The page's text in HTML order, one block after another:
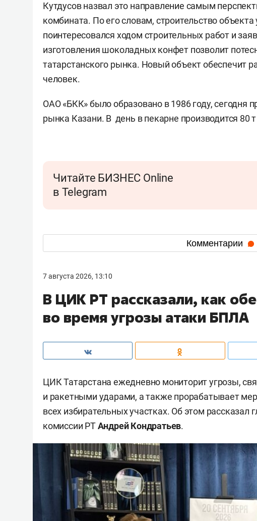
Кутдусов назвал это направление самым
комбината. По его словам, строительство
поинтересовался ходом строительных работ и
изготовления шоколадных конфет позволит
татарстанского рынка. Новый объект обеспечит
человек.
ОАО «БКК» было образовано в 1986 году, сегодня
рынка Казани. В день в пекарне производится 80
Читайте БИЗНЕС Online
в Telegram
Комментарии
7 августа 2026, 13:10
В ЦИК РТ рассказали, как
во время угрозы атаки БПЛА
ЦИК Татарстана ежедневно мониторит угрозы,
и ракетными ударами, а также прорабатывает
всех избирательных участках. Об этом рассказал
комиссии РТАндрей Кондратьев.